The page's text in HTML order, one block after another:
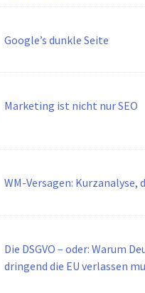
Google’s dunkle Seite
Marketing ist nicht nur SEO
WM-Versagen: Kurzanalyse,
Die DSGVO – oder: Warum
dringend die EU verlassen